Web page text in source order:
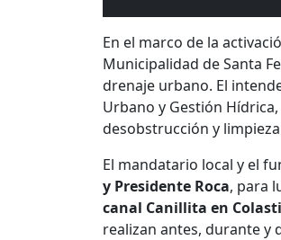
En el marco de la
Municipalidad de Santa
drenaje urbano. El
Urbano y Gestión
desobstrucción y
El mandatario local y el
y Presidente Roca, para
canal Canillita en
realizan antes, durante y